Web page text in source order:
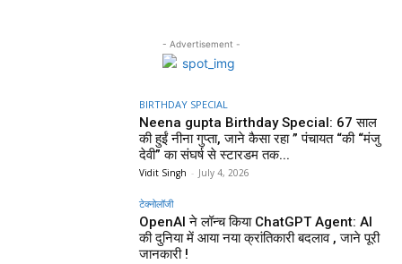
- Advertisement -
BIRTHDAY SPECIAL
Neena gupta Birthday Special: 67 साल
की हुईं नीना गुप्ता, जाने कैसा रहा ” पंचायत “की “मंजु
देवी” का संघर्ष से स्टारडम तक...
Vidit Singh - July 4, 2026
टेक्नोलॉजी
OpenAI ने लॉन्च किया ChatGPT Agent: AI
की दुनिया में आया नया क्रांतिकारी बदलाव , जाने पूरी
जानकारी !